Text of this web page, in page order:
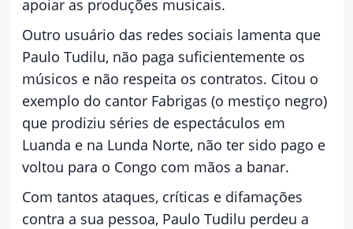
apoiar as produções musicais.
Outro usuário das redes sociais lamenta que
Paulo Tudilu, não paga suficientemente os
músicos e não respeita os contratos. Citou o
exemplo do cantor Fabrigas (o mestiço negro)
que prodiziu séries de espectáculos em
Luanda e na Lunda Norte, não ter sido pago e
voltou para o Congo com mãos a banar.
Com tantos ataques, críticas e difamações
contra a sua pessoa, Paulo Tudilu perdeu a